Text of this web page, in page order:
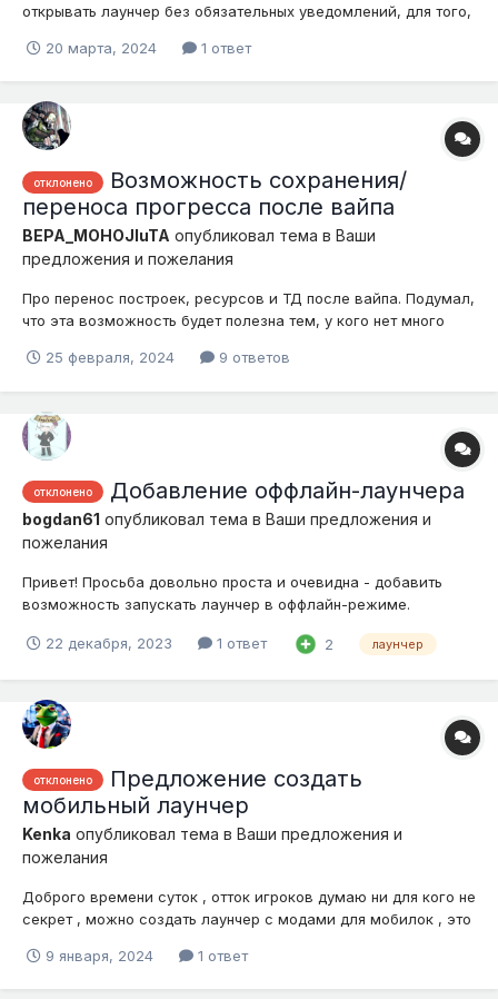
открывать лаунчер без обязательных уведомлений, для того,
элементарной функции, приходится скачивать лагучий
TLauncher... Многие будут очень признательны, делать в
принципе ничего не нужно, п...
20 марта, 2024 1 ответ
отклонено
Возможность сохранения/
переноса прогресса после вайпа
BEPA_MOHOJluTA опубликовал тема в Ваши
предложения и пожелания
Про перенос построек, ресурсов и ТД после вайпа. Подумал,
что эта возможность будет полезна тем, у кого нет много
прогресс дальше
25 февраля, 2024 9 ответов
отклонено Добавление оффлайн-лаунчера
bogdan61 опубликовал тема в Ваши предложения и
пожелания
Привет! Просьба довольно проста и очевидна - добавить
возможность запускать лаунчер в оффлайн-режиме.
нахожусь за городом, а поиграть хочется. Да, не на сервере
22 декабря, 2023 1 ответ 2 лаунчер
отклонено
Предложение создать
мобильный лаунчер
Kenka опубликовал тема в Ваши предложения и
пожелания
Доброго времени суток , отток игроков думаю ни для кого не
секрет , можно создать лаунчер с модами для мобилок , это
разработку продолжений некоторых модов , оставив старые
фишки , тот же дивайн рпг , таумкрафт и т.д , можно
9 января, 2024 1 ответ